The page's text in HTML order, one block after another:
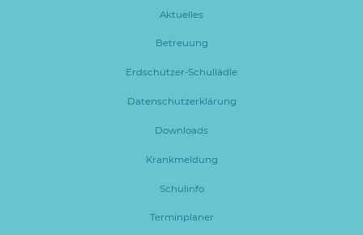
Aktuelles
Betreuung
Erdschützer-Schullädle
Datenschutzerklärung
Downloads
Krankmeldung
Schulinfo
Terminplaner